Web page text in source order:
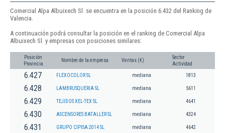
Comercial Alpa Albuixech Sl. se encuentra en la posición 6.432 del Ranking de
Valencia.
A continuación podrá consultar la posición en el ranking de Comercial Alpa
Albuixech Sl. y empresas con posiciones similares:
Posición
Provincia
Nombre de la empresa Ventas (€)
Sector
Actividad
6.427 FLEXOCOLOR SL mediana 1813
6.428 LAMBRUSQUERIA SL mediana 5611
6.429 TEJIDOS XEL-TEX SL mediana 4641
6.430 ASCENSORES BATALLER SL mediana 4324
6.431 GRUPO CIPISA 2014 SL mediana 4642